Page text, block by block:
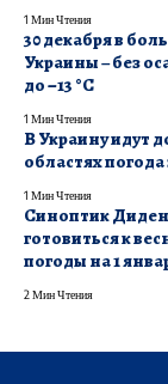
1 Мин Чтения
30 декабря в
Украины – без
до −13 °С
1 Мин Чтения
В Украину идут
областях
1 Мин Чтения
​Синоптик
готовиться к
погоды на 1
2 Мин Чтения